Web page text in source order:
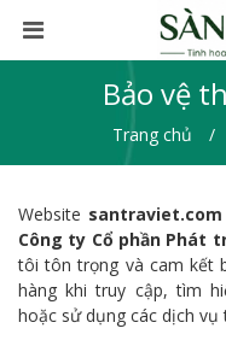
Bảo vệ
Trang chủ
Website santraviet.com
Công ty Cổ phần Phát
tôi tôn trọng và cam kết
hàng khi truy cập, tìm
hoặc sử dụng các dịch vụ